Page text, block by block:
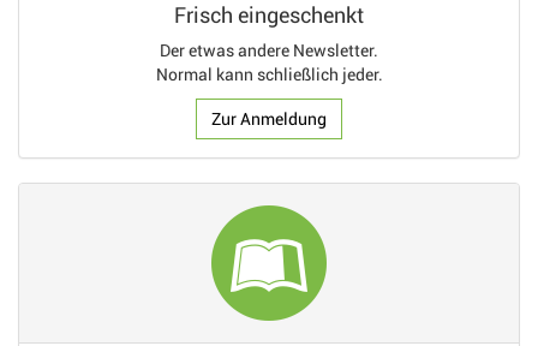
Frisch eingeschenkt
Der etwas andere Newsletter.
Normal kann schließlich jeder.
Zur Anmeldung